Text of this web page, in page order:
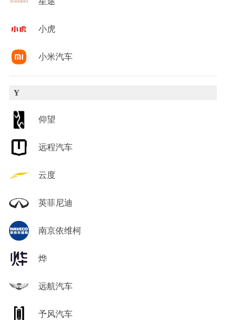
小虎
小米汽车
Y
仰望
远程汽车
云度
英菲尼迪
南京依维柯
烨
远航汽车
予风汽车